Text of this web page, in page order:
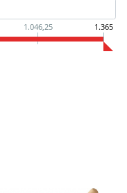
1.046,25 1.365